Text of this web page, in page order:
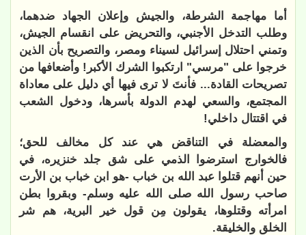
أما مهاجمة الشرطة، والجيش وإعلان الجهاد ضدهما،
وطلب التدخل الأجنبي، والتحريض على انقسام الجيش،
وتمني احتلال إسرائيل لسيناء ومصر، والتصريح بأن الذين
خرجوا على "مرسي" ارتكبوا الشرك الأكبر! وأضعافها من
تصريحات القادة... فأنتَ لا ترى فيها أي دليل على معاداة
المجتمع، والسعي لهدم الدولة بأسرها، ودخول الشعب
في اقتتال داخلي!
والمعضلة في التناقض هي عند كل مخالف للحق؛
فالخوارج استرضوا الذمي على شق جلد خنزيره، في
حين أنهم قتلوا عبد الله بن خباب -هو ابن خباب بن الأرت
صاحب رسول الله صلى الله عليه وسلم- وبقروا بطن
امرأته وقتلوها، يقولون مِن قول خير البرية، هم شر
الخلق والخليقة.